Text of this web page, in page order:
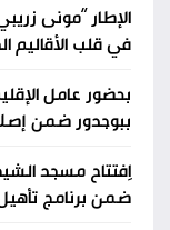
الإطار “مونى
في قلب الأقاليم
بحضور عامل
ببوجدور ضمن
اِفتتاح مسجد
ضمن برنامج